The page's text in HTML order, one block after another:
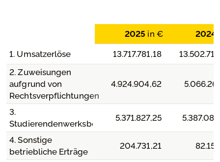
2025 in € 2024
1. Umsatzerlöse 13.717.781,18
2. Zuweisungen
aufgrund von
Rechtsverpflichtungen
4.924.904,62
3.
Studierendenwerksbeiträge
5.371.827,25
4. Sonstige
betriebliche Erträge
204.731,21